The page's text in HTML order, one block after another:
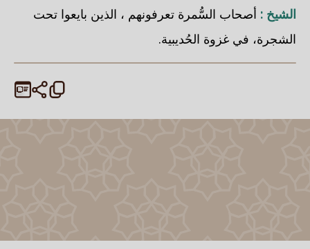
الشيخ : أصحاب السُّمرة تعرفونهم ، الذين بايعوا تحت
الشجرة، في غزوة الحُديبية.